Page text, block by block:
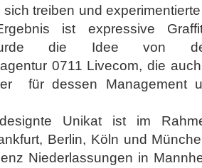
treiben und
ist expressive
die Idee von
0711 Livecom, die
für dessen Management
Unikat ist im
Berlin, Köln und
Niederlassungen in